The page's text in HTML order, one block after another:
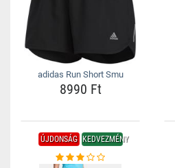
adidas Run Short Smu
8990 Ft
ÚJDONSÁG KEDVEZMÉNY